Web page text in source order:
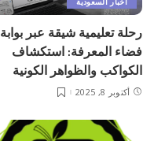
رحلة تعليمية شيقة عبر بوابة
فضاء المعرفة: استكشاف
الكواكب والظواهر الكونية
أكتوبر 8, 2025